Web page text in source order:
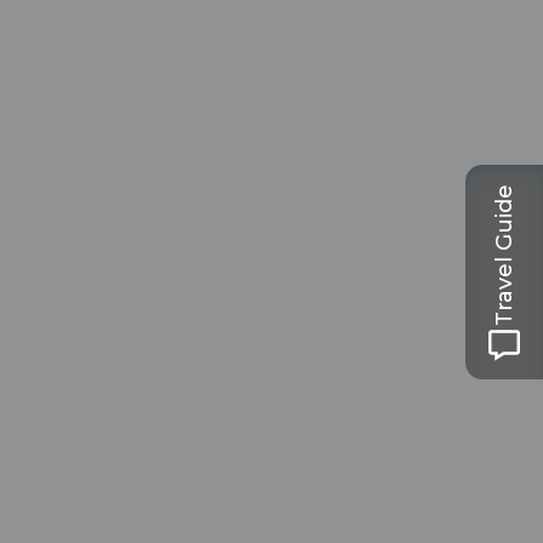
Travel Guide